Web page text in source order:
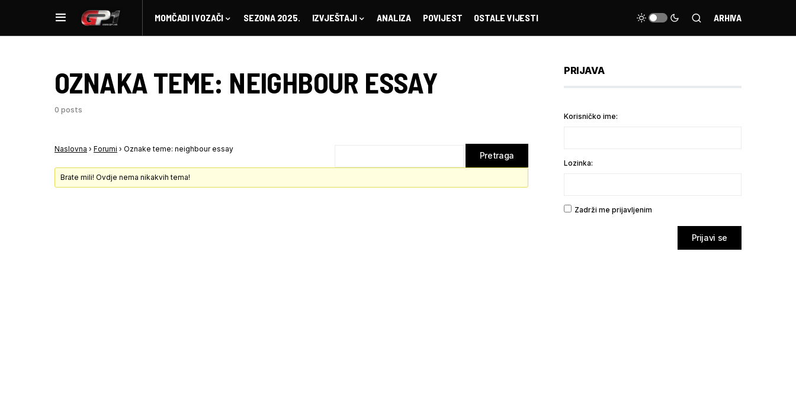
MOMČADI I VOZAČI SEZONA 2025. IZVJEŠTAJI ANALIZA POVIJEST OSTALE VIJESTI ARHIVA
OZNAKA TEME: NEIGHBOUR ESSAY
0 posts
Naslovna › Forumi › Oznake teme: neighbour essay
Brate mili! Ovdje nema nikakvih tema!
PRIJAVA
Korisničko ime:
Lozinka:
Zadrži me prijavljenim
Prijavi se